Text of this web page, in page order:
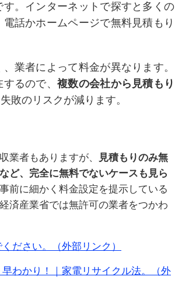
。インターネットで探すと多くの
話かホームページで無料見積もり
、業者によって料金が異なります。
するので、複数の会社から見積もり
敗のリスクが減ります。
業者もありますが、
見積もりのみ無
ど、完全に無料でないケースも見ら
前に細かく料金設定を提示している
済産業省では無許可の業者をつかわ
ださい。（外部リンク）
わかり！｜家電リサイクル法。（外